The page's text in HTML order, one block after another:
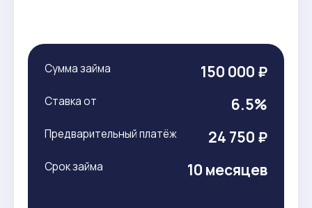
Сумма займа 150 000 ₽
Ставка от 6.5%
Предварительный платёж 24 750 ₽
Срок займа 10 месяцев